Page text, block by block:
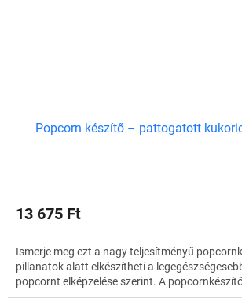
Popcorn készítő – pattogatott
13 675 Ft
Ismerje meg ezt a nagy teljesítményű
pillanatok alatt elkészítheti a
popcornt elképzelése szerint. A